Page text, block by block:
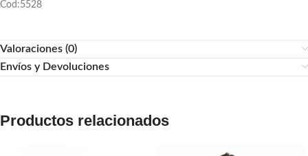
Cod:5528
Valoraciones (0)
Envíos y Devoluciones
Productos relacionados